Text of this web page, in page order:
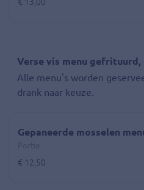
€ 13,00
Verse vis menu gefrituurd,
Alle menu's worden
drank naar keuze.
Gepaneerde mosselen
€ 12,50